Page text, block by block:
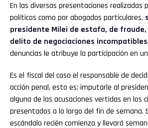
En las diversas presentaciones realizadas
políticos como por abogados particulares,
presidente Milei de estafa, de
delito de negociaciones incompatibles
denuncias le atribuye la participación en
Es el fiscal del caso el responsable de
acción penal, esto es: imputarle al
alguna de las acusaciones vertidas en los
presentados a lo largo del fin de semana.
escándalo recién comienza y llevará